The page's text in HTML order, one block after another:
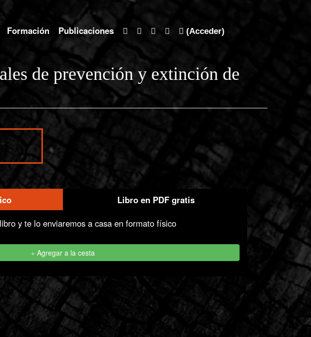
Formación Publicaciones (Acceder)
de prevención y extinción de
Libro en PDF gratis
y te lo enviaremos a casa en formato físico
Agregar a la cesta